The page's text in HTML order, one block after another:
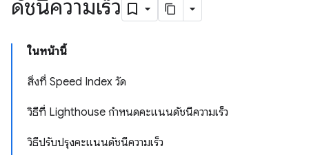
ดัชนีความเร็ว
ในหน้านี้
สิ่งที่ Speed Index วัด
วิธีที่ Lighthouse กำหนดคะแนนดัชนีความเร็ว
วิธีปรับปรุงคะแนนดัชนีความเร็ว